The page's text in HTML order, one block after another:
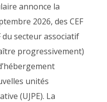
annonce la
2026, des CEF
du secteur associatif
progressivement)
unités
(UJPE). La